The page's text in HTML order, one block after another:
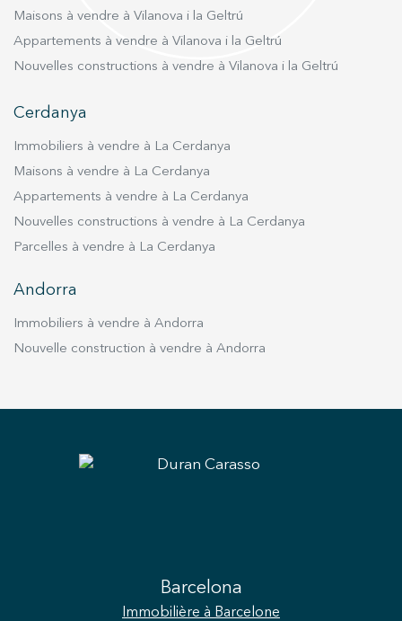
style contemporain qui garantit luminosité et
ensoleillement à toute heure. Toute la propriété
est équipé de la climatisation et d’un système
à triple vitrage assurent une isolation optimale
et le maintien d’une température intérieure
idéale. Le prix inclut une place de parking de
taille XL ainsi qu’un box privé. Pour ceux qui
souhaitent s’installer immédiatement, une
proche de toutes les commodités, tout en
et souhaitez adopter un art de vivre aussi
exceptionnel que celui offert par cet attique,
n’hésitez pas à nous contacter pour organiser
Maisons à vendre à Vilanova i la Geltrú
Appartements à vendre à Vilanova i la Geltrú
Nouvelles constructions à vendre à Vilanova i la Geltrú
Cerdanya
Immobiliers à vendre à La Cerdanya
Maisons à vendre à La Cerdanya
Appartements à vendre à La Cerdanya
Nouvelles constructions à vendre à La Cerdanya
Parcelles à vendre à La Cerdanya
Andorra
Immobiliers à vendre à Andorra
Nouvelle construction à vendre à Andorra
Barcelona
Immobilière à Barcelone